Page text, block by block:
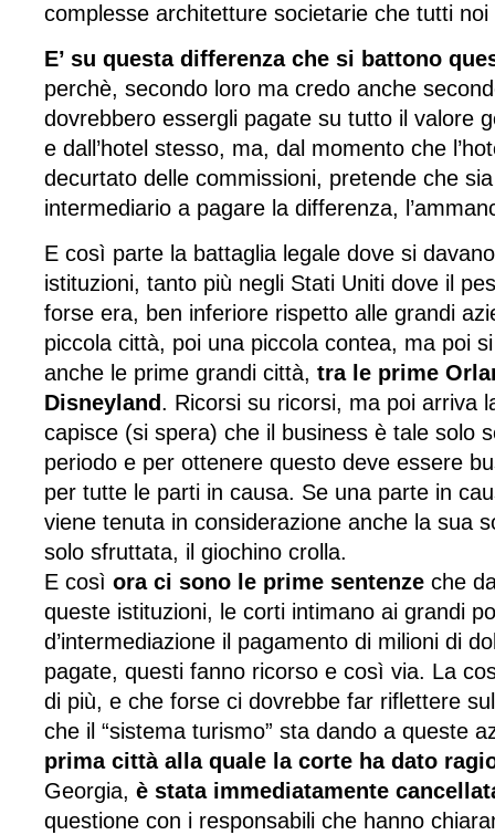
complesse architetture societarie che tutti
E’ su questa differenza che si battono
perchè, secondo loro ma credo anche
dovrebbero essergli pagate su tutto il valore
e dall’hotel stesso, ma, dal momento che
decurtato delle commissioni, pretende che
intermediario a pagare la differenza,
E così parte la battaglia legale dove si
istituzioni, tanto più negli Stati Uniti dove il
forse era, ben inferiore rispetto alle grandi
piccola città, poi una piccola contea, ma poi
anche le prime grandi città, tra le prime
Disneyland. Ricorsi su ricorsi, ma poi arriva
capisce (si spera) che il business è tale solo
periodo e per ottenere questo deve essere
per tutte le parti in causa. Se una parte in
viene tenuta in considerazione anche la sua
solo sfruttata, il giochino crolla.
E così ora ci sono le prime sentenze che
queste istituzioni, le corti intimano ai grandi
d’intermediazione il pagamento di milioni di
pagate, questi fanno ricorso e così via. La
di più, e che forse ci dovrebbe far riflettere
che il “sistema turismo” sta dando a queste
prima città alla quale la corte ha dato
Georgia, è stata immediatamente
questione con i responsabili che hanno